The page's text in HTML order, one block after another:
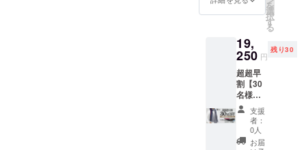
場合、
致しま
す。
※モニ
ター環
境によ
り実際
の商品
の色合
いと異
なって
見える
場合が
5色 ・
ブラッ
ク ・グ
レー ・
ダーク
ブラウ
ン ・
ベー
ジュ ・
オフホ
円
→19,25
（税・
送料
込） 配
送時
期：
2021年
10月頃
予定
【内
容】 下
を
選
択
す
る
19,
250 円
残り30
超超早
割【30
名様限
定！
30％OF
DELUX
支援
者：
0人
お届